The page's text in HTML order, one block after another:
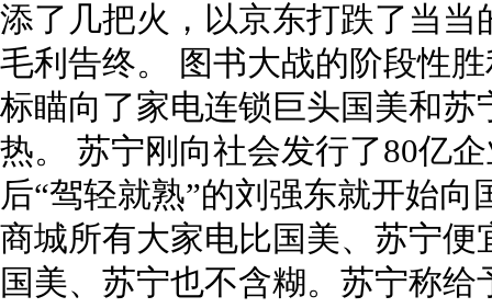
添了几把火，以京东打跌了当
毛利告终。 图书大战的阶段性
标瞄向了家电连锁巨头国美和苏
热。 苏宁刚向社会发行了80亿
后“驾轻就熟”的刘强东就开始
商城所有大家电比国美、苏宁便
国美、苏宁也不含糊。苏宁称